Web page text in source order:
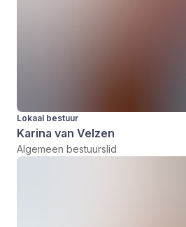
Lokaal bestuur
Karina van Velzen
Algemeen bestuurslid